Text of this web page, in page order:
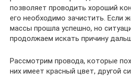
позволяет проводить хороший
его необходимо зачистить. Если
массы прошла успешно, но
продолжаем искать причину
Рассмотрим провода, которые
них имеет красный цвет, другой